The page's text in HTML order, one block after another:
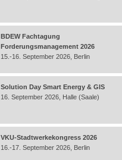
BDEW Fachtagung
Forderungsmanagement 2026
15.-16. September 2026, Berlin
Solution Day Smart Energy & GIS
16. September 2026, Halle (Saale)
VKU-Stadtwerkekongress 2026
16.-17. September 2026, Berlin